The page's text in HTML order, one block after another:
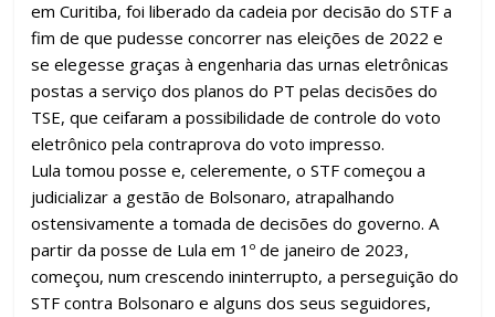
em Curitiba, foi liberado da cadeia por decisão do STF a
fim de que pudesse concorrer nas eleições de 2022 e
se elegesse graças à engenharia das urnas eletrônicas
postas a serviço dos planos do PT pelas decisões do
TSE, que ceifaram a possibilidade de controle do voto
eletrônico pela contraprova do voto impresso.
Lula tomou posse e, celeremente, o STF começou a
judicializar a gestão de Bolsonaro, atrapalhando
ostensivamente a tomada de decisões do governo. A
partir da posse de Lula em 1º de janeiro de 2023,
começou, num crescendo ininterrupto, a perseguição do
STF contra Bolsonaro e alguns dos seus seguidores,